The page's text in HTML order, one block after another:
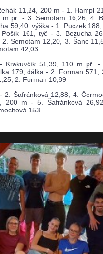
11,24, 200 m - 1. Hampl
m př. - 3. Semotam 16,26, 4.
59,40, výška - 1. Puczek 188,
161, tyč - 3. Bezucha
Semotam 12,20, 3. Šanc
42,03
Krakuvčík 51,39, 110 m př. -
179, dálka - 2. Forman 571,
2. Forman 10,89
2. Šafránková 12,88, 4.
200 m - 5. Šafránková
153